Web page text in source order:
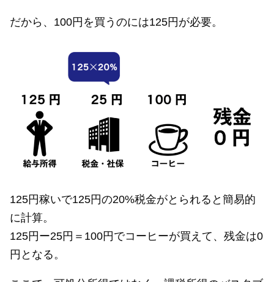
だから、100円を買うのには125円が必要。
125円稼いで125円の20%税金がとられると簡易的
に計算。
125円ー25円＝100円でコーヒーが買えて、残金は0
円となる。